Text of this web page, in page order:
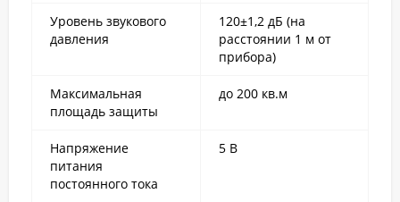
Уровень звукового
давления
120±1,2 дБ (на
расстоянии 1 м от
прибора)
Максимальная
площадь защиты
до 200 кв.м
Напряжение
питания
постоянного тока
5 В